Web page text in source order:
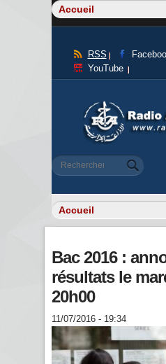
RSS
YouTube
Formulaire de
Rechercher
Bac 2016 :
résultats le
20h00
11/07/2016 - 19:34